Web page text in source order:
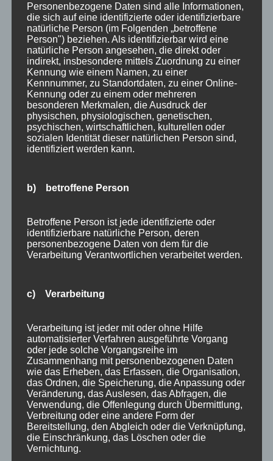
1000KM
-
BREVET
SACHSE
N
ROUTE AUF
KOMOOT
Personenbezogene Daten sind alle Informationen,
die sich auf eine identifizierte oder identifizierbare
natürliche Person (im Folgenden „betroffene
Person") beziehen. Als identifizierbar wird eine
natürliche Person angesehen, die direkt oder
indirekt, insbesondere mittels Zuordnung zu einer
Kennung wie einem Namen, zu einer
Kennnummer, zu Standortdaten, zu einer Online-
Kennung oder zu einem oder mehreren
besonderen Merkmalen, die Ausdruck der
physischen, physiologischen, genetischen,
psychischen, wirtschaftlichen, kulturellen oder
sozialen Identität dieser natürlichen Person sind,
identifiziert werden kann.
b) betroffene Person
Betroffene Person ist jede identifizierte oder
identifizierbare natürliche Person, deren
personenbezogene Daten von dem für die
Verarbeitung Verantwortlichen verarbeitet werden.
c) Verarbeitung
Verarbeitung ist jeder mit oder ohne Hilfe
automatisierter Verfahren ausgeführte Vorgang
oder jede solche Vorgangsreihe im
Zusammenhang mit personenbezogenen Daten
wie das Erheben, das Erfassen, die Organisation,
das Ordnen, die Speicherung, die Anpassung oder
Veränderung, das Auslesen, das Abfragen, die
Verwendung, die Offenlegung durch Übermittlung,
Verbreitung oder eine andere Form der
Bereitstellung, den Abgleich oder die Verknüpfung,
die Einschränkung, das Löschen oder die
Vernichtung.